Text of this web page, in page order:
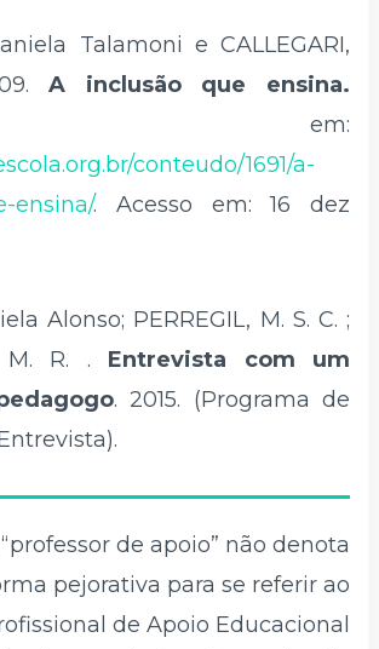
Talamoni e CALLEGARI,
A inclusão que ensina.
em:
conteudo/1691/a-
ensina/. Acesso em: 16 dez
Alonso; PERREGIL, M. S. C. ;
M. R. . Entrevista com um
. 2015. (Programa de
de apoio” não denota
pejorativa para se referir ao
de Apoio Educacional